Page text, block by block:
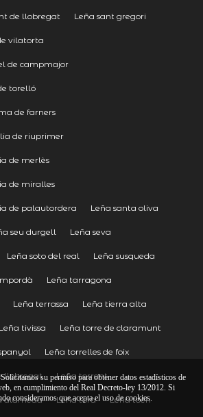
de llobregat Leña sant gregori
vilatorta
de campmajor
torelló
de farners
de riuprimer
de merlès
de miralles
de palautordera Leña santa oliva
seu durgell Leña seva
Leña soto del real Leña susqueda
Leña tarragona
Leña terrassa Leña tierra alta
Leña tivissa Leña torre de claramunt
Leña torrelles de foix
llobregat Leña torrent
alameda Leña torà Leña toén
su permiso para obtener datos estadísticos de
en cumplimiento del Real Decreto-ley 13/2012. Si
consideramos que acepta el uso de cookies.